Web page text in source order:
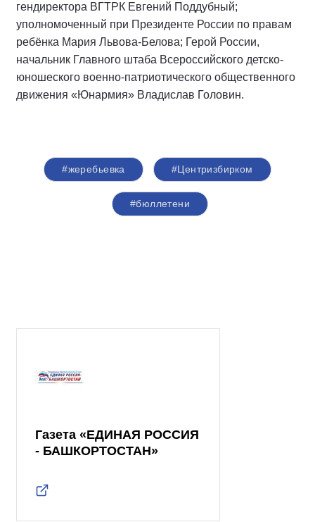
гендиректора ВГТРК Евгений Поддубный;
уполномоченный при Президенте России по правам
ребёнка Мария Львова-Белова; Герой России,
начальник Главного штаба Всероссийского детско-
юношеского военно-патриотического общественного
движения «Юнармия» Владислав Головин.
#жеребьевка #Центризбирком
#бюллетени
Газета «ЕДИНАЯ РОССИЯ
- БАШКОРТОСТАН»